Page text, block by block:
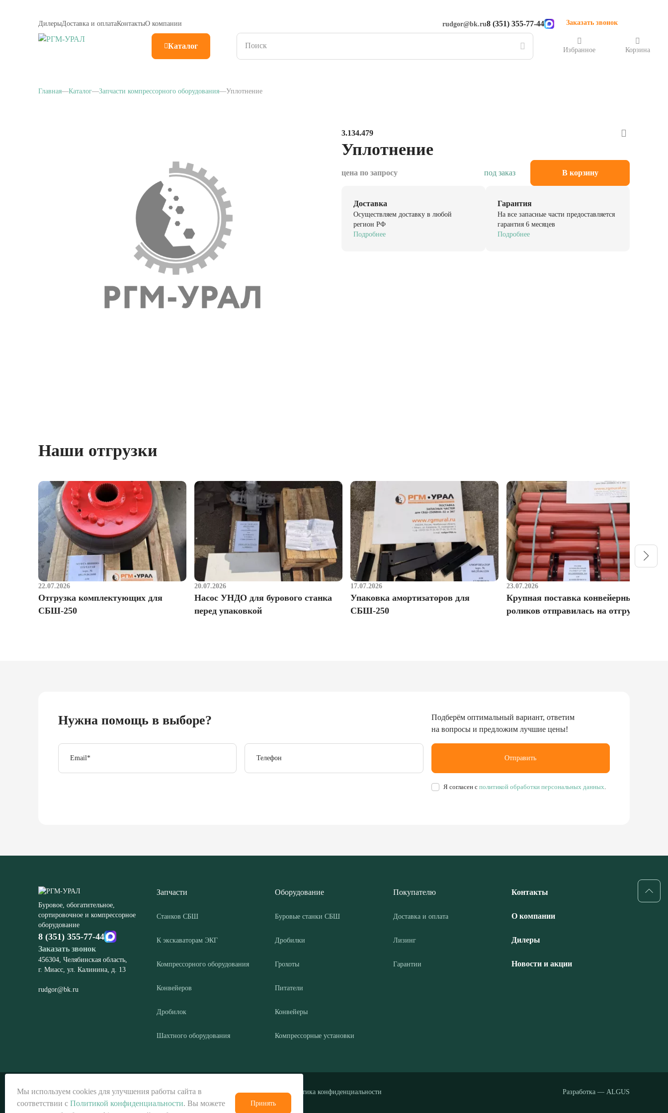
ДилерыДоставка и оплатаКонтактыО компании rudgor@bk.ru8 (351) 355-77-44 Заказать звонок
Каталог Избранное Корзина
Главная Каталог Запчасти компрессорного оборудования Уплотнение
3.134.479
Уплотнение
цена по запросу под заказ В корзину
Доставка
Осуществляем доставку в любой
регион РФ
Подробнее
Гарантия
На все запасные части предоставляется
гарантия 6 месяцев
Подробнее
Наши отгрузки
22.07.2026
Отгрузка комплектующих для
СБШ-250
20.07.2026
Насос УНДО для бурового станка
перед упаковкой
17.07.2026
Упаковка амортизаторов для
СБШ-250
23.07.2026
Крупная поставка конвейерных
роликов отправилась на отгрузку
Нужна помощь в выборе?
Email* Телефон
Я согласен сполитикой обработки персональных данных
Отправить
Подберём оптимальный вариант, ответим
на вопросы и предложим лучшие цены!
Буровое, обогатительное,
сортировочное и компрессорное
оборудование
8 (351) 355-77-44
Заказать звонок
456304, Челябинская область,
г. Миасс, ул. Калинина, д. 13
rudgor@bk.ru
Запчасти
Станков СБШ
К экскаваторам ЭКГ
Компрессорного оборудования
Конвейеров
Дробилок
Шахтного оборудования
Оборудование
Буровые станки СБШ
Дробилки
Грохоты
Питатели
Конвейеры
Компрессорные установки
Покупателю
Доставка и оплата
Лизинг
Гарантии
Контакты
О компании
Дилеры
Новости и акции
© ООО «РГМ-УРАЛ», 2026 Политика конфиденциальности Разработка — ALGUS
Мы используем cookies для улучшения работы сайта в
соответствии с Политикой конфиденциальности. Вы можете
Принять